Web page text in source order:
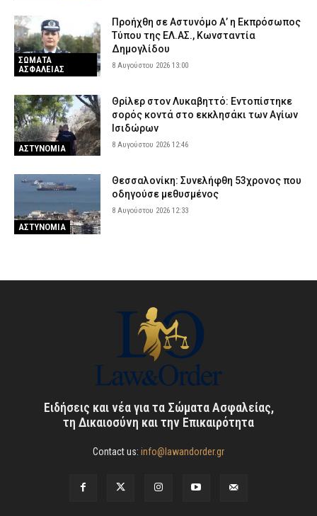
ΣΩΜΑΤΑ
ΑΣΦΑΛΕΙΑΣ
Προήχθη σε Αστυνόμο Α’ η Εκπρόσωπος
Τύπου της ΕΛ.ΑΣ., Κωνσταντία
Δημογλίδου
8 Αυγούστου 2026 13:00
ΑΣΤΥΝΟΜΙΑ
Θρίλερ στον Λυκαβηττό: Εντοπίστηκε
σορός κοντά στο εκκλησάκι των Αγίων
Ισιδώρων
8 Αυγούστου 2026 12:46
ΑΣΤΥΝΟΜΙΑ
Θεσσαλονίκη: Συνελήφθη 53χρονος που
οδηγούσε μεθυσμένος
8 Αυγούστου 2026 12:33
Ειδήσεις και νέα για τα Σώματα Ασφαλείας,
τη Δικαιοσύνη και την Επικαιρότητα
Contact us: info@lawandorder.gr